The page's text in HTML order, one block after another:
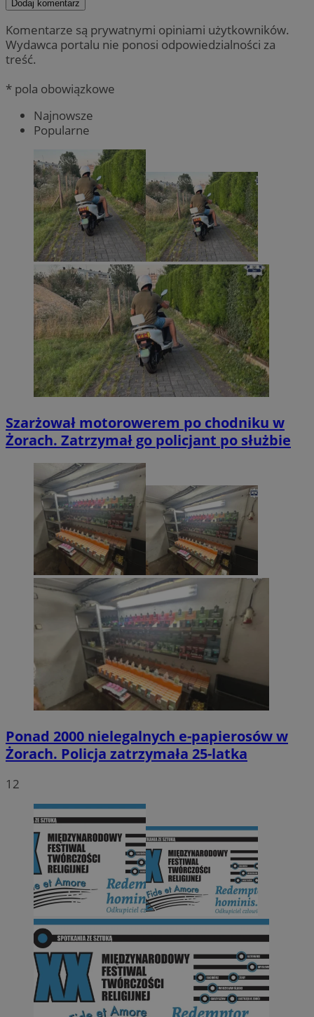
Dodaj komentarz
Komentarze są prywatnymi opiniami użytkowników.
Wydawca portalu nie ponosi odpowiedzialności za
treść.
* pola obowiązkowe
Najnowsze
Popularne
Szarżował motorowerem po chodniku w
Żorach. Zatrzymał go policjant po służbie
Ponad 2000 nielegalnych e-papierosów w
Żorach. Policja zatrzymała 25-latka
12